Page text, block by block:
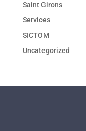
Saint Girons
Services
SICTOM
Uncategorized